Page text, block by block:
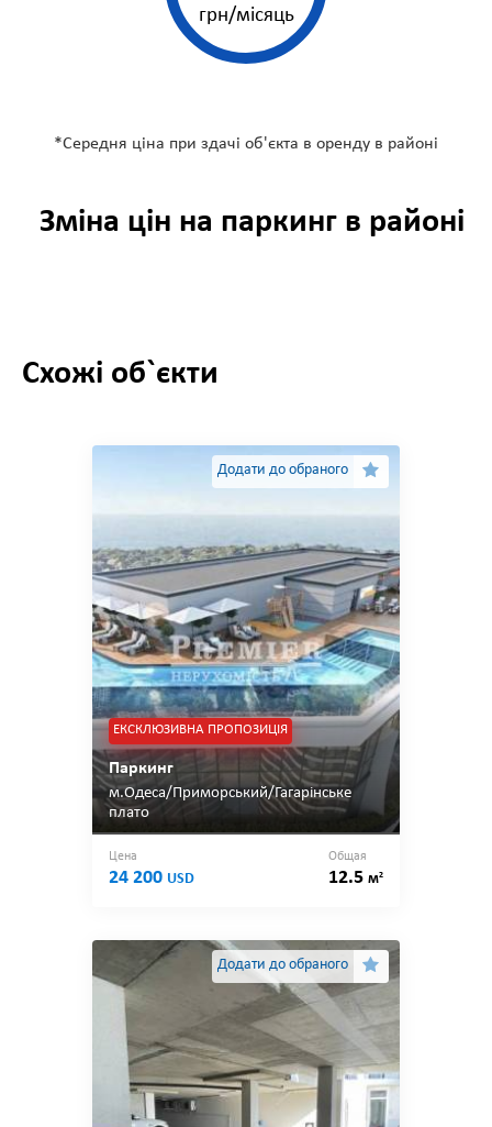
грн/місяць
*Середня ціна при здачі об'єкта в оренду в районі
Зміна цін на паркинг в районі
Схожі об`єкти
Додати до обраного
ЕКСКЛЮЗИВНА ПРОПОЗИЦІЯ
Паркинг
м.Одеса/Приморський/Гагарінське
плато
Цена
24 200 USD
Общая
12.5 м2
Додати до обраного